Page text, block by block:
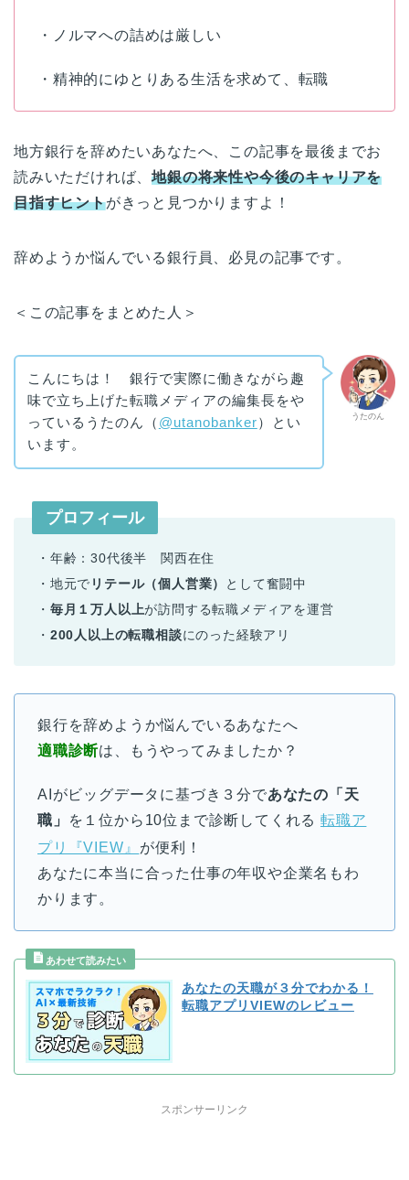
・ノルマへの詰めは厳しい
・精神的にゆとりある生活を求めて、転職
地方銀行を辞めたいあなたへ、この記事を最後までお
読みいただければ、地銀の将来性や今後のキャリアを
目指すヒントがきっと見つかりますよ！
辞めようか悩んでいる銀行員、必見の記事です。
＜この記事をまとめた人＞
うたのん
こんにちは！ 銀行で実際に働きながら趣
味で立ち上げた転職メディアの編集長をや
っているうたのん（ @utanobanker）とい
います。
プロフィール
・年齢：30代後半 関西在住
・地元で リテール（個人営業）
として奮闘中
・ 毎月１万人以上が訪問する転職メディアを運営
・ 200人以上の転職相談にのった経験アリ
銀行を辞めようか悩んでいるあなたへ
適職診断は、もうやってみましたか？
AIがビッグデータに基づき３分であなたの「天
職」
を１位から10位まで診断してくれる転職ア
プリ『VIEW』 が便利！
あなたに本当に合った仕事の年収や企業名もわ
かります。
あなたの天職が３分でわかる！
転職アプリVIEWのレビュー
スポンサーリンク